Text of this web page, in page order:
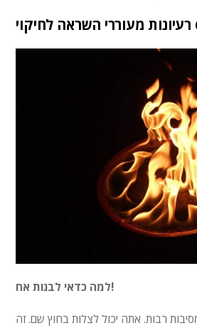
למה כדאי לבנות אח!
רבות. אתה יכול לצלות בחוץ שם. זה